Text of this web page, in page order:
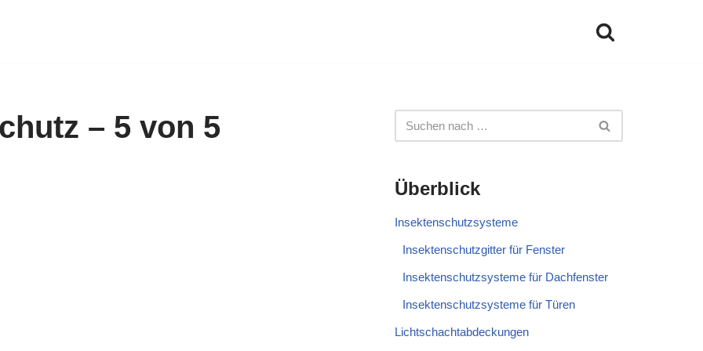
– 5 von 5
Überblick
Insektenschutzsysteme
Insektenschutzgitter für Fenster
Insektenschutzsysteme für Dachfenster
Insektenschutzsysteme für Türen
Lichtschachtabdeckungen